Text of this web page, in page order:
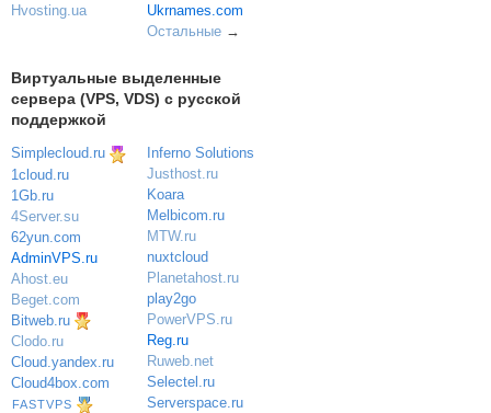
Hvosting.ua
Ukrnames.com
Остальные→
Виртуальные выделенные
сервера (VPS, VDS) с русской
поддержкой
Simplecloud.ru
1cloud.ru
1Gb.ru
4Server.su
62yun.com
AdminVPS.ru
Ahost.eu
Beget.com
Bitweb.ru
Clodo.ru
Cloud.yandex.ru
Cloud4box.com
FASTVPS
Inferno Solutions
Justhost.ru
Koara
Melbicom.ru
MTW.ru
nuxtcloud
Planetahost.ru
play2go
PowerVPS.ru
Reg.ru
Ruweb.net
Selectel.ru
Serverspace.ru